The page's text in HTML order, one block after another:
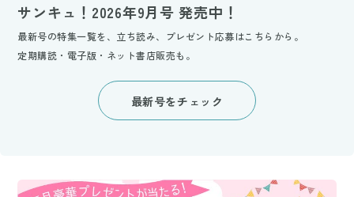
サンキュ！2026年9月号 発売中！
最新号の特集一覧を、立ち読み、プレゼント応募はこちらから。
定期購読・電子版・ネット書店販売も。
最新号をチェック